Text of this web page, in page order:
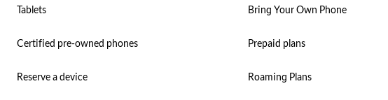
Tablets
Certified pre-owned phones
Reserve a device
Bring Your Own Phone
Prepaid plans
Roaming Plans